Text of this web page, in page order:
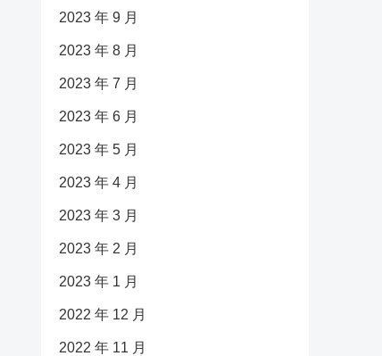
2023 年 9 月
2023 年 8 月
2023 年 7 月
2023 年 6 月
2023 年 5 月
2023 年 4 月
2023 年 3 月
2023 年 2 月
2023 年 1 月
2022 年 12 月
2022 年 11 月